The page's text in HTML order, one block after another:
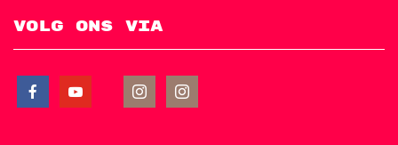
Volg ons via